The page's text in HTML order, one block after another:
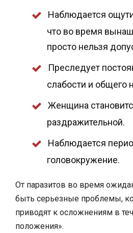
Наблюдается
что во время
просто нельзя
Преследует
слабости и общего
Женщина
раздражительной.
Наблюдается
головокружение.
От паразитов во время
быть серьезные проблемы,
приводят к осложнениям в
положения».